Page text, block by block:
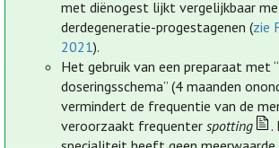
met diënogest lijkt vergelijkbaar
derdegeneratie-progestagenen (zie
2021).
Het gebruik van een preparaat met
doseringsschema” (4 maanden
vermindert de frequentie van de
veroorzaakt frequenterspotting
.